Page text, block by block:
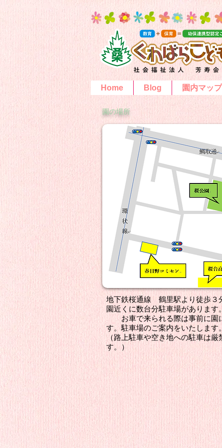
Home Blog 園内マップ
​園の場所
地下鉄桜通線 鶴里駅より徒歩３
園近くに数台分駐車場があります。
お車で来られる際は事前に園
す。駐車場のご案内をいたします。
（路上駐車や空き地への駐車は厳
す。）